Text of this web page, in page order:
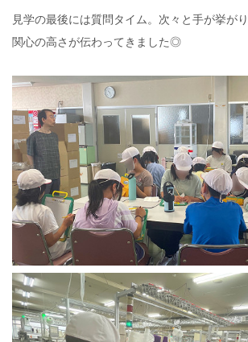
見学の最後には質問タイム。次々と手が挙が
関心の高さが伝わってきました◎